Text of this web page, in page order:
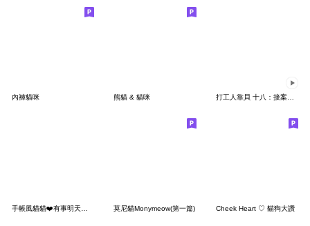
內褲貓咪 熊貓 & 貓咪 打工人靠貝 十八：接案精神狀態
手帳風貓貓❤️有事明天再說 莫尼貓Monymeow(第一篇) Cheek Heart ♡ 貓狗大讚